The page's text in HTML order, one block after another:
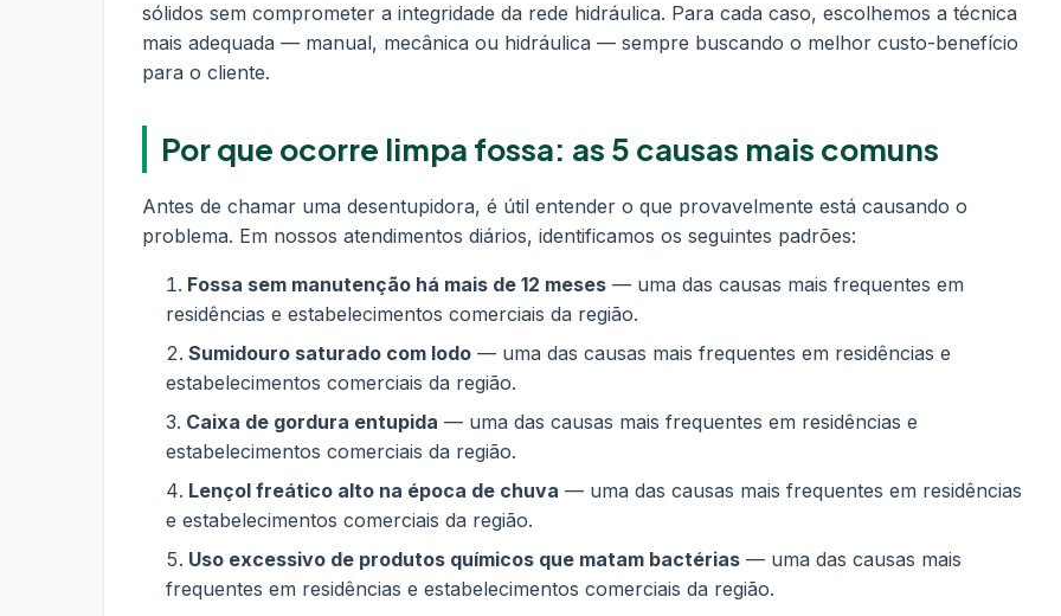
sólidos sem comprometer a integridade da rede hidráulica. Para cada caso, escolhemos a técnica
mais adequada — manual, mecânica ou hidráulica — sempre buscando o melhor custo-benefício
para o cliente.
Por que ocorre limpa fossa: as 5 causas mais comuns
Antes de chamar uma desentupidora, é útil entender o que provavelmente está causando o
problema. Em nossos atendimentos diários, identificamos os seguintes padrões:
Fossa sem manutenção há mais de 12 meses — uma das causas mais frequentes em
residências e estabelecimentos comerciais da região.
Sumidouro saturado com lodo — uma das causas mais frequentes em residências e
estabelecimentos comerciais da região.
Caixa de gordura entupida — uma das causas mais frequentes em residências e
estabelecimentos comerciais da região.
Lençol freático alto na época de chuva — uma das causas mais frequentes em residências
e estabelecimentos comerciais da região.
Uso excessivo de produtos químicos que matam bactérias — uma das causas mais
frequentes em residências e estabelecimentos comerciais da região.